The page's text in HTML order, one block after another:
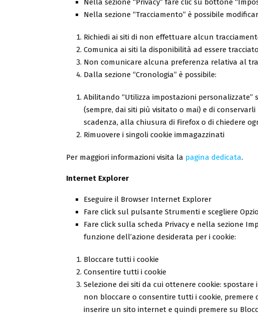
Nella sezione “Privacy” fare clic su bottone
Nella sezione “Tracciamento” è possibile
Richiedi ai siti di non effettuare alcun
Comunica ai siti la disponibilità ad essere tracciato
Non comunicare alcuna preferenza relativa al
Dalla sezione “Cronologia” è possibile:
Abilitando “Utilizza impostazioni
(sempre, dai siti più visitato o mai) e di
scadenza, alla chiusura di Firefox o di chiedere
Rimuovere i singoli cookie immagazzinati
Per maggiori informazioni visita la pagina dedicata.
Internet Explorer
Eseguire il Browser Internet Explorer
Fare click sul pulsante Strumenti e scegliere
Fare click sulla scheda Privacy e nella sezione
funzione dell’azione desiderata per i cookie:
Bloccare tutti i cookie
Consentire tutti i cookie
Selezione dei siti da cui ottenere cookie:
non bloccare o consentire tutti i cookie, premere
inserire un sito internet e quindi premere su